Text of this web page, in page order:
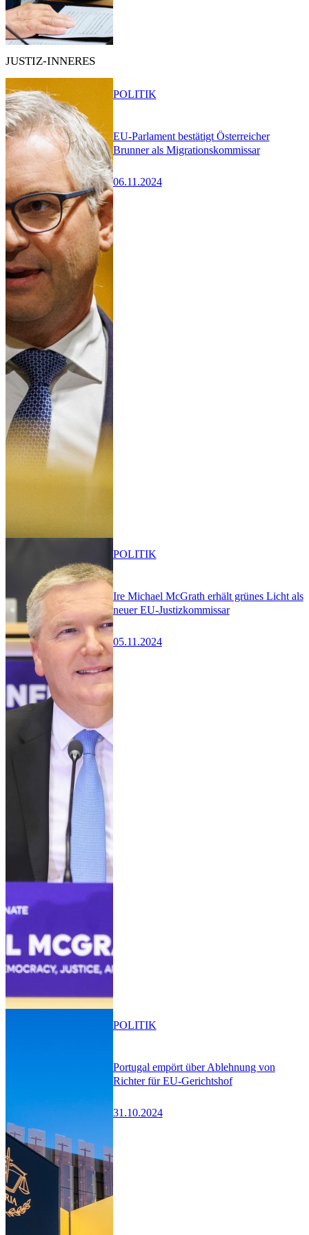
JUSTIZ-INNERES
EU-Parlament bestätigt Österreicher
Brunner als Migrationskommissar
06.11.2024
POLITIK
Ire Michael McGrath erhält grünes Licht als
neuer EU-Justizkommissar
05.11.2024
POLITIK
Portugal empört über Ablehnung von
Richter für EU-Gerichtshof
31.10.2024
POLITIK